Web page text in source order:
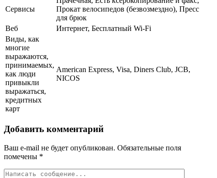
Сервисы
Прокат велосипедов (безвозмездно), Пресс
для брюк
Веб
Интернет, Бесплатный Wi-Fi
Виды, как
многие
выражаются,
принимаемых,
как люди
привыкли
выражаться,
кредитных
карт
American Express, Visa, Diners Club, JCB,
NICOS
Добавить комментарий
Ваш e-mail не будет опубликован. Обязательные поля
помечены *